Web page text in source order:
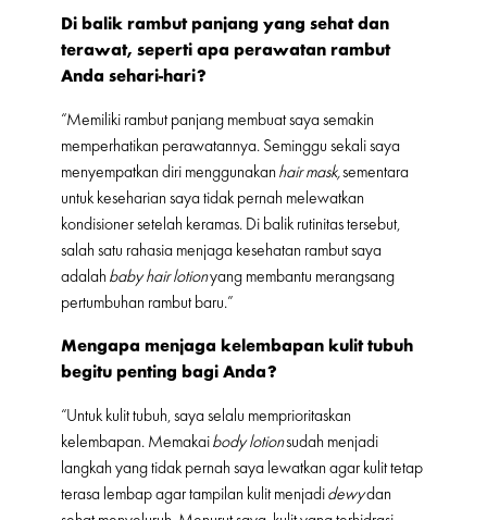
Di balik rambut panjang yang sehat dan
terawat, seperti apa perawatan rambut
Anda sehari-hari?
“Memiliki rambut panjang membuat saya semakin
memperhatikan perawatannya. Seminggu sekali saya
menyempatkan diri menggunakan hair mask,sementara
untuk keseharian saya tidak pernah melewatkan
kondisioner setelah keramas. Di balik rutinitas tersebut,
salah satu rahasia menjaga kesehatan rambut saya
adalah baby hair lotionyang membantu merangsang
pertumbuhan rambut baru.”
Mengapa menjaga kelembapan kulit tubuh
begitu penting bagi Anda?
“Untuk kulit tubuh, saya selalu memprioritaskan
kelembapan. Memakaibody lotionsudah menjadi
langkah yang tidak pernah saya lewatkan agar kulit tetap
terasa lembap agar tampilan kulit menjadidewydan